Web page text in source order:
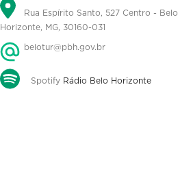
Rua Espírito Santo, 527 Centro - Belo
Horizonte, MG, 30160-031
belotur@pbh.gov.br
Spotify Rádio Belo Horizonte